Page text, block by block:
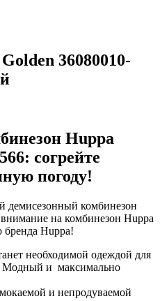
36080010-
Huppa
cогрейте
погоду!
демисезонный комбинезон
на комбинезон Huppa
бренда Huppa!
необходимой одеждой для
Модный и максимально
и непродуваемой